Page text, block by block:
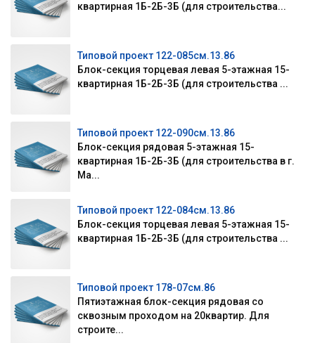
квартирная 1Б-2Б-3Б (для строительства...
Типовой проект 122-085см.13.86
Блок-секция торцевая левая 5-этажная 15-
квартирная 1Б-2Б-3Б (для строительства ...
Типовой проект 122-090см.13.86
Блок-секция рядовая 5-этажная 15-
квартирная 1Б-2Б-3Б (для строительства в г.
Ма...
Типовой проект 122-084см.13.86
Блок-секция торцевая левая 5-этажная 15-
квартирная 1Б-2Б-3Б (для строительства ...
Типовой проект 178-07см.86
Пятиэтажная блок-секция рядовая со
сквозным проходом на 20квартир. Для
строите...